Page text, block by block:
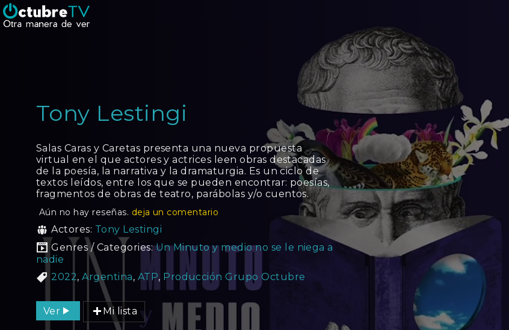
Tony Lestingi
Salas Caras y Caretas presenta una nueva propuesta
virtual en el que actores y actrices leen obras destacadas
de la poesía, la narrativa y la dramaturgia. Es un ciclo de
textos leídos, entre los que se pueden encontrar: poesías,
fragmentos de obras de teatro, parábolas y/o cuentos.
Aún no hay reseñas. deja un comentario
Actores: Tony Lestingi
Genres / Categories:Un Minuto y medio no se le niega a
nadie
2022,Argentina, ATP, Producción Grupo Octubre
Ver Mi lista